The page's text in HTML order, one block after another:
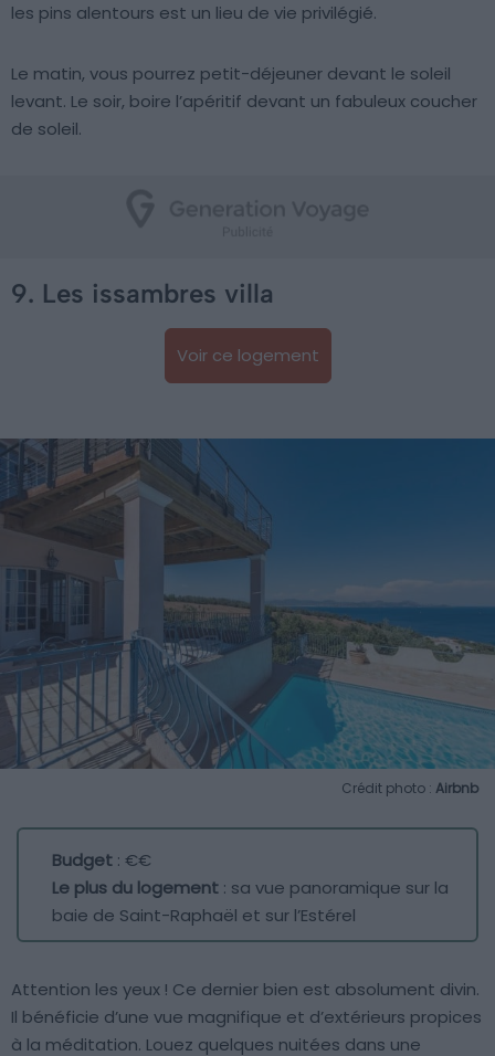
les pins alentours est un lieu de vie privilégié.
Le matin, vous pourrez petit-déjeuner devant le soleil
levant. Le soir, boire l’apéritif devant un fabuleux coucher
de soleil.
9. Les issambres villa
Voir ce logement
Crédit photo : Airbnb
Budget : €€
Le plus du logement : sa vue panoramique sur la
baie de Saint-Raphaël et sur l’Estérel
Attention les yeux ! Ce dernier bien est absolument divin.
Il bénéficie d’une vue magnifique et d’extérieurs propices
à la méditation. Louez quelques nuitées dans une